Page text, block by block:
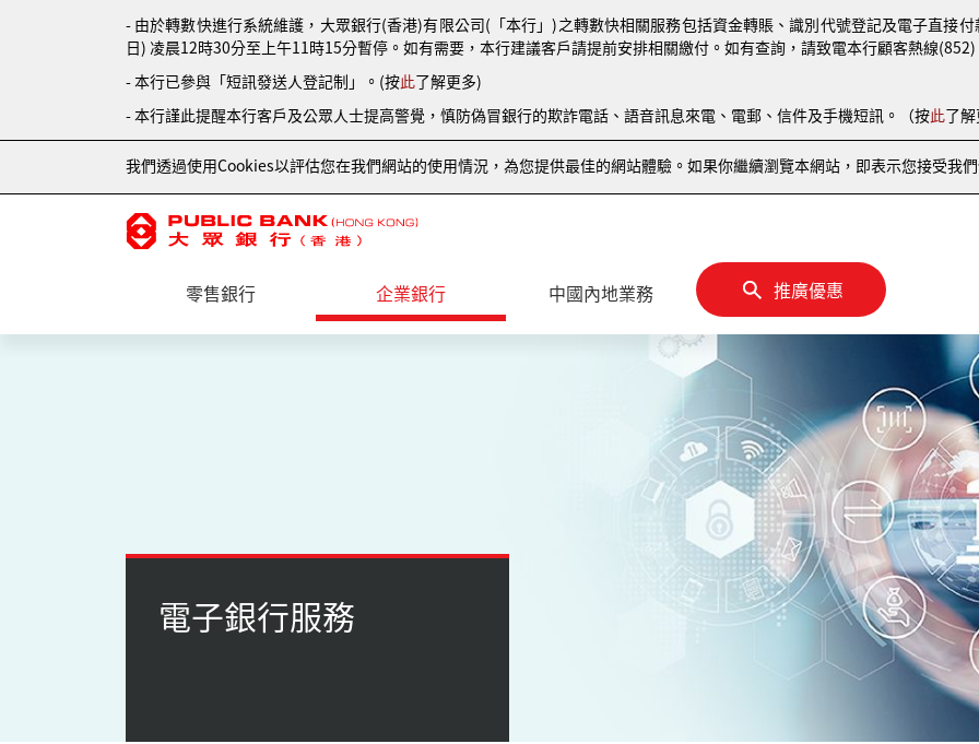
- 由於轉數快進行系統維護，大眾銀行(香港)有限公司(「本行」)之轉數快相關服務包括資金轉賬、識別代號登記及電子直接
日) 凌晨12時30分至上午11時15分暫停。如有需要，本行建議客戶請提前安排相關繳付。如有查詢，請致電本行顧客熱線
- 本行已參與「短訊發送人登記制」。(按此了解更多)
- 本行謹此提醒本行客戶及公眾人士提高警覺，慎防偽冒銀行的欺詐電話、語音訊息來電、電郵、信件及手機短訊。（按此了
我們透過使用Cookies以評估您在我們網站的使用情況，為您提供最佳的網站體驗。如果你繼續瀏覽本網站，即表示您接受我
零售銀行 企業銀行 中國內地業務 推廣優惠
電子銀行服務